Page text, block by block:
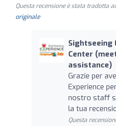
Questa recensione è stata tradotta
originale
Sightseeing
Center
assistance)
Grazie per
Experience
nostro staff
la tua
Questa